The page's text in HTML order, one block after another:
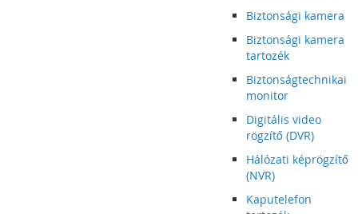
Biztonsági kamera
Biztonsági kamera
tartozék
Biztonságtechnikai
monitor
Digitális video
rögzítő (DVR)
Hálózati képrögzítő
(NVR)
Kaputelefon